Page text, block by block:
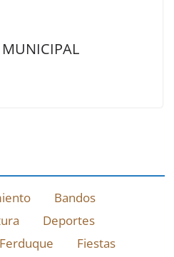
MUNICIPAL
Bandos
Deportes
Ferduque
Fiestas